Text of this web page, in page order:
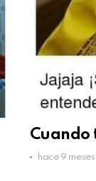
Cuando
hace 9 meses